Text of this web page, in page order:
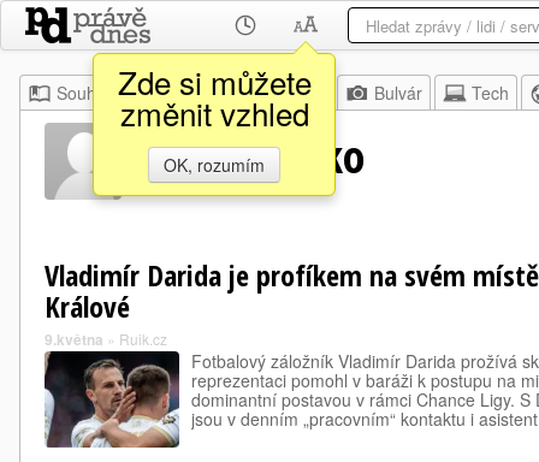
Zde si můžete
změnit vzhled
OK, rozumím
Souhrn Moje Z domova Bulvár Tech
Adrian Rolko
Vladimír Darida je profíkem na svém
Králové
9.května » Ruik.cz
Fotbalový záložník Vladimír Darida prožívá
reprezentaci pomohl v baráži k postupu na
dominantní postavou v rámci Chance Ligy.
jsou v denním „pracovním“ kontaktu i